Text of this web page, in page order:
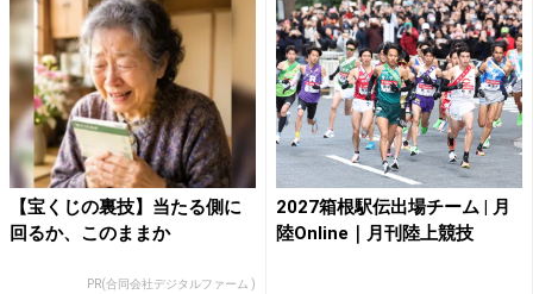
【宝くじの裏技】当たる側に
回るか、このままか
PR(合同会社デジタルファーム )
2027箱根駅伝出場チーム | 月
陸Online｜月刊陸上競技